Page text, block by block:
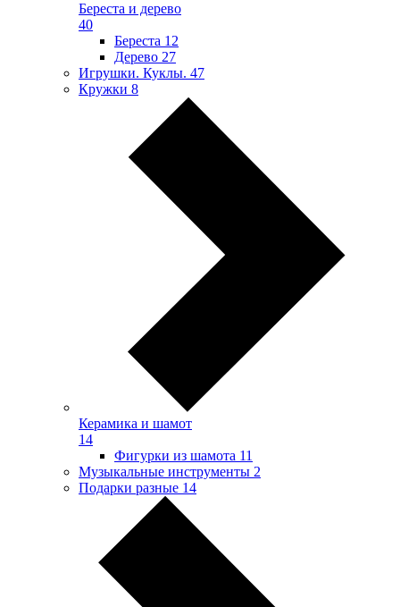
Береста и дерево
40
Береста 12
Дерево 27
Игрушки. Куклы. 47
Кружки 8
Керамика и шамот
14
Фигурки из шамота 11
Музыкальные инструменты 2
Подарки разные 14